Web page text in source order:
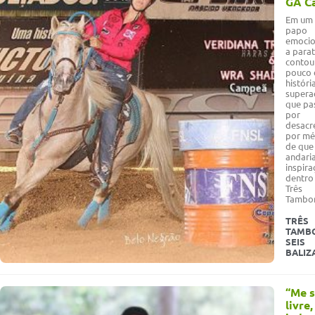
Em
papo
a
pouco
que
por
por
de
Três
TRÊS
SEIS
“Me
livre,